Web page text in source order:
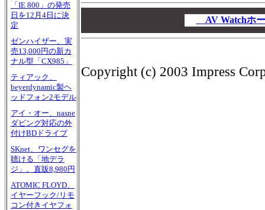
「IE 800」の発売
日を12月4日に決
定
ゼンハイザー、実
売13,000円の新カ
ナル型「CX985」
ティアック、
beyerdynamic製ヘ
ッドフォン2モデル
アイ・オー、nasne
ダビング対応の外
付けBDドライブ
SKnet、ワンセグを
聴ける「地デラ
ジ」。直販8,980円
ATOMIC FLOYD、
イヤーフック/リモ
コン付きイヤフォ
AV Watchホ
Copyright (c) 2003 Impress